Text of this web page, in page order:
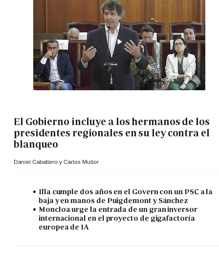
El Gobierno incluye a los hermanos de los
presidentes regionales en su ley contra el
blanqueo
Daniel Caballero y Carlos Mullor
Illa cumple dos años en el Govern con un PSC a la
baja y en manos de Puigdemont y Sánchez
Moncloa urge la entrada de un gran inversor
internacional en el proyecto de gigafactoría
europea de IA